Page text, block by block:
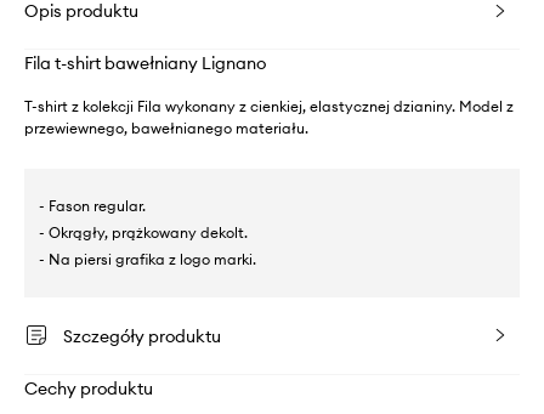
Opis produktu
Fila t-shirt bawełniany Lignano
T-shirt z kolekcji Fila wykonany z cienkiej, elastycznej dzianiny. Model z
przewiewnego, bawełnianego materiału.
- Fason regular.
- Okrągły, prążkowany dekolt.
- Na piersi grafika z logo marki.
Szczegóły produktu
Cechy produktu